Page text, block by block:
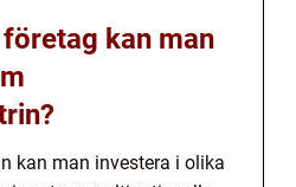
kan man
kan man investera i olika